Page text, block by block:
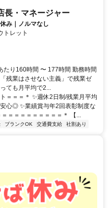
長・マネージャー
み｜ノルマなし
レット
たり160時間 〜 177時間 勤務時間
残業はさせない主義」で残業ゼ
ても月平均で2...
＝＝＝＊ ✨週休2日制/残業月平均
心◎ ✨業績賞与年2回表彰制度な
＝＝＝＝＝＝＝＝＝＊ 【...
ブランクOK 交通費支給 社割あり